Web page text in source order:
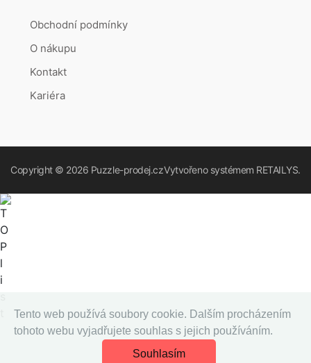
Obchodní podmínky
O nákupu
Kontakt
Kariéra
Copyright © 2026 Puzzle-prodej.czVytvořeno systémem RETAILYS.
Tento web používá soubory cookie. Dalším procházením
tohoto webu vyjadřujete souhlas s jejich používáním.
Souhlasím